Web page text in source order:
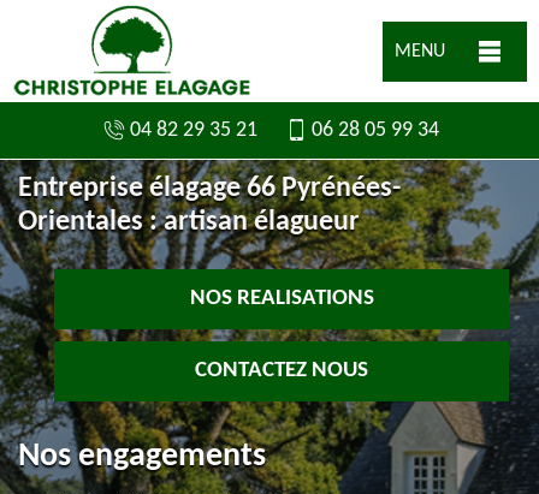
MENU
04 82 29 35 21 06 28 05 99 34
Entreprise élagage 66 Pyrénées-
Orientales : artisan élagueur
NOS REALISATIONS
CONTACTEZ NOUS
Nos engagements